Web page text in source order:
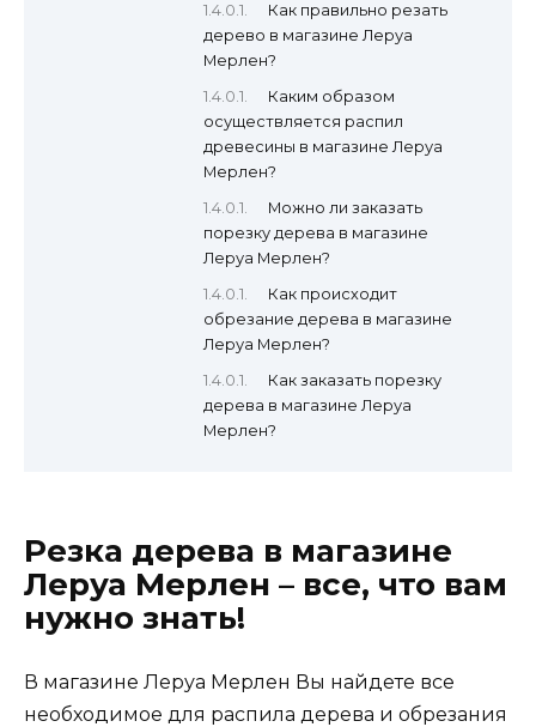
Как правильно резать
дерево в магазине Леруа
Мерлен?
Каким образом
осуществляется распил
древесины в магазине Леруа
Мерлен?
Можно ли заказать
порезку дерева в магазине
Леруа Мерлен?
Как происходит
обрезание дерева в магазине
Леруа Мерлен?
Как заказать порезку
дерева в магазине Леруа
Мерлен?
Резка дерева в магазине
Леруа Мерлен – все, что вам
нужно знать!
В магазине Леруа Мерлен Вы найдете все
необходимое для распила дерева и обрезания